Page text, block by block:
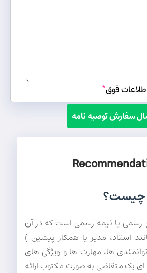
فوق*
سفارش توصیه نامه
چیست؟
رسمی یا نیمه رسمی است که در آن
استاد، مدیر یا همکار پیشین )
توانمندی ها، مهارت ها و ویژگی های
یک متقاضی به صورت مکتوب ارائه